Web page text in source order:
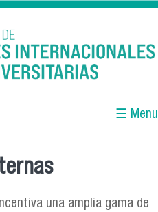
☰ Menu
aquí
una amplia gama de